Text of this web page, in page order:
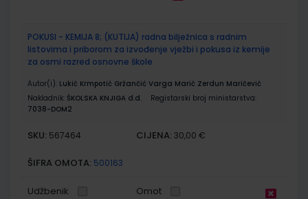
POKUSI - KEMIJA 8; (KUTIJA) radna bilježnica s radnim
listovima i priborom za izvođenje vježbi i pokusa iz kemije
za osmi razred osnovne škole
Autor(i): Lukić Krmpotić Gržančić Varga Marić Zerdun Maričević
Nakladnik: ŠKOLSKA KNJIGA d.d.
Registarski broj ministarstva:
7038-DOM2
SKU: 567464 CIJENA: 30,00 €
ŠIFRA OMOTA: 500163
Udžbenik Omot